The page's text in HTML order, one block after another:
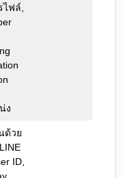
ไฟล์,
ง
ด้วย
ID,